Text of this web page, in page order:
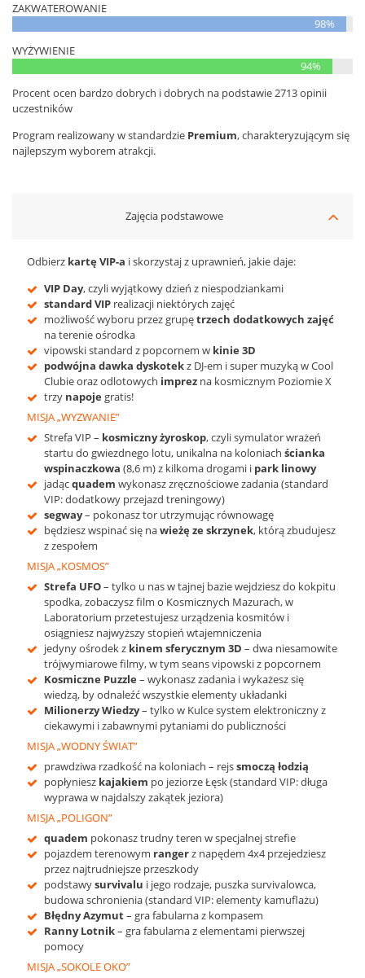
ZAKWATEROWANIE
98%
WYŻYWIENIE
94%
Procent ocen bardzo dobrych i dobrych na podstawie 2713 opinii
uczestników
Program realizowany w standardzie Premium, charakteryzującym się
najlepszym wyborem atrakcji.
Zajęcia podstawowe
Odbierz kartę VIP-a i skorzystaj z uprawnień, jakie daje:
VIP Day, czyliwyjątkowy dzień z niespodziankami
standard VIPrealizacji niektórych zajęć
możliwość wyboru przez grupętrzech dodatkowych zajęć
na terenie ośrodka
vipowski standard z popcornem w kinie 3D
podwójna dawka dyskotekz DJ-em i super muzyką w Cool
Clubie oraz odlotowych imprezna kosmicznym Poziomie X
trzy napoje gratis!
MISJA „WYZWANIE”
Strefa VIP – kosmiczny żyroskop, czyli symulator wrażeń
startu do gwiezdnego lotu, unikalna na koloniach ścianka
wspinaczkowa (8,6 m) z kilkoma drogami i park linowy
jadącquadem wykonasz zręcznościowe zadania (standard
VIP: dodatkowy przejazd treningowy)
segway– pokonasz tor utrzymując równowagę
będziesz wspinać się nawieżę ze skrzynek, którą zbudujesz
z zespołem
MISJA „KOSMOS”
Strefa UFO– tylko u nas w tajnej bazie wejdziesz do kokpitu
spodka, zobaczysz film o Kosmicznych Mazurach, w
Laboratorium przetestujesz urządzenia kosmitów i
osiągniesz najwyższy stopień wtajemniczenia
jedyny ośrodek z kinem sferycznym 3D – dwa niesamowite
trójwymiarowe filmy, w tym seans vipowski z popcornem
Kosmiczne Puzzle – wykonasz zadania i wykażesz się
wiedzą, by odnaleźć wszystkie elementy układanki
Milionerzy Wiedzy– tylko w Kulce system elektroniczny z
ciekawymi i zabawnymi pytaniami do publiczności
MISJA „WODNY ŚWIAT”
prawdziwa rzadkość na koloniach – rejssmoczą łodzią
popłyniesz kajakiem po jeziorze Łęsk (standard VIP: długa
wyprawa w najdalszy zakątek jeziora)
MISJA „POLIGON”
quadem pokonasz trudny teren w specjalnej strefie
pojazdem terenowym rangerz napędem 4x4 przejedziesz
przez najtrudniejsze przeszkody
podstawysurvivalu i jego rodzaje, puszka survivalowca,
budowa schronienia (standard VIP: elementy kamuflażu)
Błędny Azymut– gra fabularna z kompasem
Ranny Lotnik– gra fabularna z elementami pierwszej
pomocy
MISJA „SOKOLE OKO”